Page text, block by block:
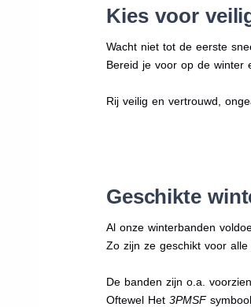
Kies voor
Wacht niet tot de eerste
Bereid je voor op de winter
Rij veilig en vertrouwd,
Geschikte
Al onze winterbanden
Zo zijn ze geschikt voor
De banden zijn o.a.
Oftewel Het3PMSF